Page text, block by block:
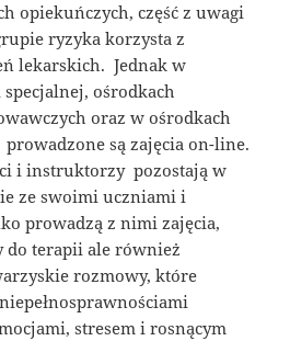
opiekuńczych, część z uwagi
ryzyka korzysta z
lekarskich. Jednak w
ośrodkach
oraz w ośrodkach
prowadzone są zajęcia on-line.
i instruktorzy pozostają w
ze swoimi uczniami i
prowadzą z nimi zajęcia,
do terapii ale również
rozmowy, które
stresem i rosnącym